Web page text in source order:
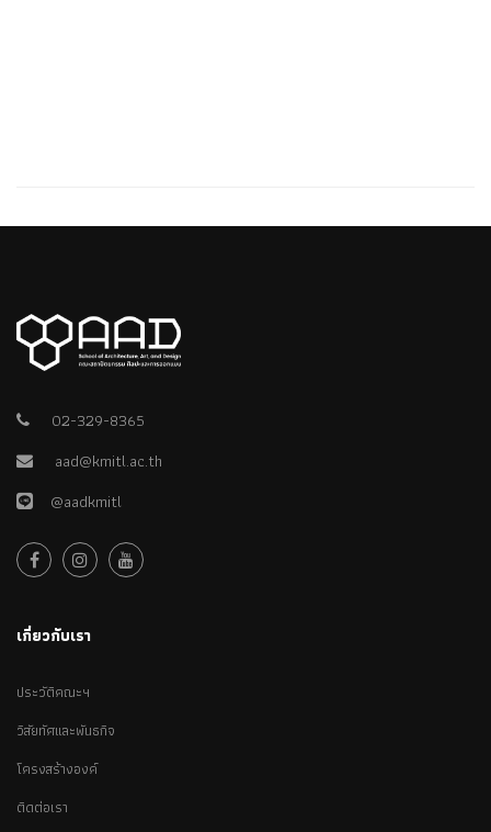
02-329-8365
aad@kmitl.ac.th
@aadkmitl
เกี่ยวกับเรา
ประวัติคณะฯ
วิสัยทัศและพันธกิจ
โครงสร้างองค์
ติดต่อเรา